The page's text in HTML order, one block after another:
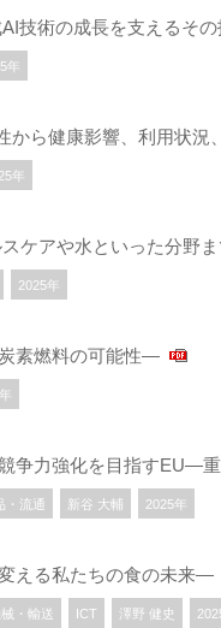
技術の成長を支えるそ
年
から健康影響、利用状
年
ケアや水といった分野
2025年
素燃料の可能性―
争力強化を目指すEU―
・流通 新谷 大輔 2025年
える私たちの食の未来―
・輸送 ICT 澤野 健史